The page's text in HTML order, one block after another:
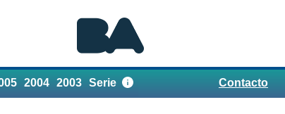
2004 2003 Serie Contacto